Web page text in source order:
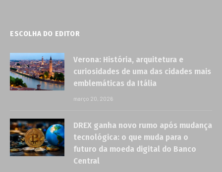
ESCOLHA DO EDITOR
Verona: História, arquitetura e
curiosidades de uma das cidades mais
emblemáticas da Itália
março 20, 2026
DREX ganha novo rumo após mudança
tecnológica: o que muda para o
futuro da moeda digital do Banco
Central